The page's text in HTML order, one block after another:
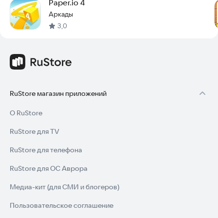
Paper.io 4
Аркады
3,0
RuStore магазин приложений
О RuStore
RuStore для TV
RuStore для телефона
RuStore для ОС Аврора
Медиа-кит (для СМИ и блогеров)
Пользовательское соглашение